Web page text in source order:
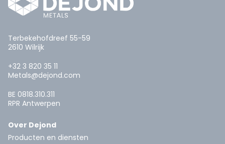
Terbekehofdreef 55-59
2610 Wilrijk
+32 3 820 35 11
Metals@dejond.com
BE 0818.310.311
RPR Antwerpen
Over Dejond
Producten en diensten